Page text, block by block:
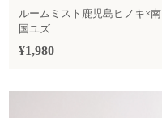
ルームミスト鹿児島ヒノキ×南
国ユズ
¥1,980